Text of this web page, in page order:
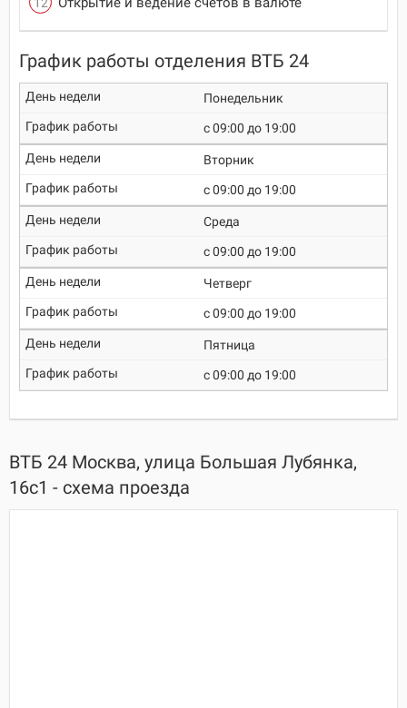
График работы отделения ВТБ 24
Понедельник
c 09:00 до 19:00
Вторник
c 09:00 до 19:00
Среда
c 09:00 до 19:00
Четверг
c 09:00 до 19:00
Пятница
c 09:00 до 19:00
ВТБ 24 Москва, улица Большая Лубянка,
16с1 - схема проезда